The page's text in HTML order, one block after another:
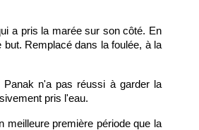
a pris la marée sur son côté. En
Remplacé dans la foulée, à la
n'a pas réussi à garder la
pris l'eau.
meilleure première période que la